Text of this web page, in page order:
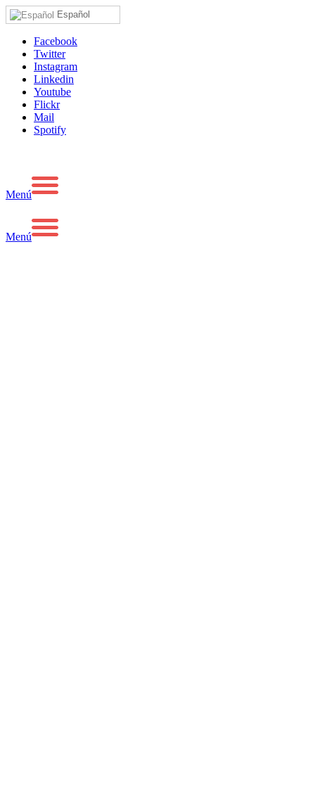
Español
Facebook
Twitter
Instagram
Linkedin
Youtube
Flickr
Mail
Spotify
Menú
Menú